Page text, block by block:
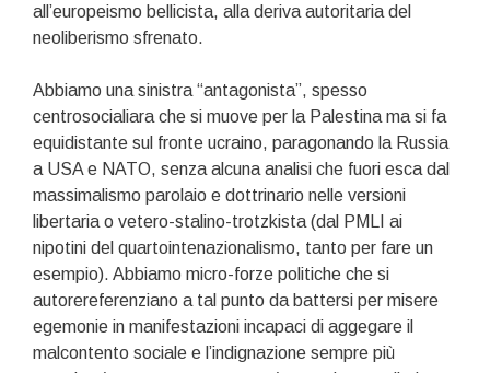
all’europeismo bellicista, alla deriva autoritaria del
neoliberismo sfrenato.
Abbiamo una sinistra “antagonista”, spesso
centrosocialiara che si muove per la Palestina ma si fa
equidistante sul fronte ucraino, paragonando la Russia
a USA e NATO, senza alcuna analisi che fuori esca dal
massimalismo parolaio e dottrinario nelle versioni
libertaria o vetero-stalino-trotzkista (dal PMLI ai
nipotini del quartointenazionalismo, tanto per fare un
esempio). Abbiamo micro-forze politiche che si
autorereferenziano a tal punto da battersi per misere
egemonie in manifestazioni incapaci di aggegare il
malcontento sociale e l’indignazione sempre più